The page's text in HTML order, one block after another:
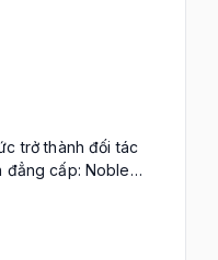
HIỆN DIỆN! 🏗️✨
trở thành đối tác
đẳng cấp: Noble
Noble Crystal Long